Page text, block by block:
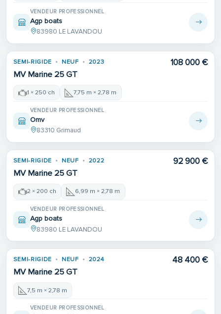
VENDEUR PROFESSIONNEL
Agp boats
83980 LE LAVANDOU
SEMI-RIGIDE NEUF 2023
MV Marine 25 GT
108 000 €
1 × 250 ch 7,75 m × 2,78 m
VENDEUR PROFESSIONNEL
Omv
83310 Grimaud
SEMI-RIGIDE NEUF 2022
MV Marine 25 GT
92 900 €
2 × 200 ch 6,99 m × 2,78 m
VENDEUR PROFESSIONNEL
Agp boats
83980 LE LAVANDOU
SEMI-RIGIDE NEUF 2024
MV Marine 25 GT
48 400 €
7,5 m × 2,78 m
VENDEUR PROFESSIONNEL